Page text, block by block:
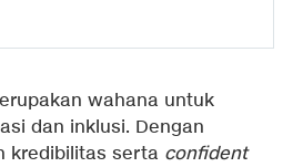
wahana untuk
dan inklusi. Dengan
kredibilitas serta confident